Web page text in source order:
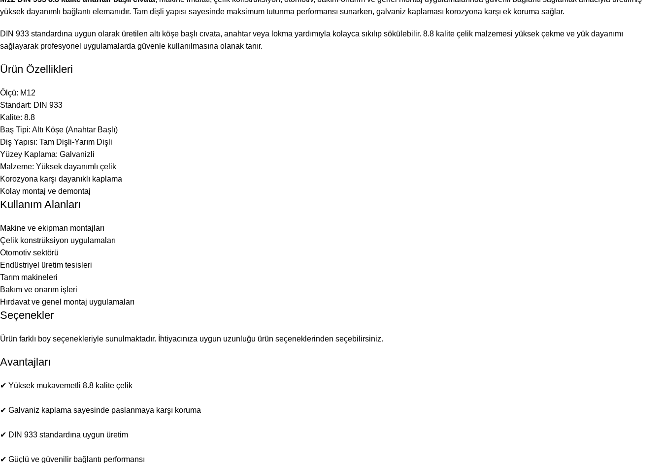
yüksek dayanımlı bağlantı elemanıdır. Tam dişli yapısı sayesinde maksimum tutunma performansı sunarken, galvaniz kaplaması korozyona karşı ek koruma sağlar.
DIN 933 standardına uygun olarak üretilen altı köşe başlı cıvata, anahtar veya lokma yardımıyla kolayca sıkılıp sökülebilir. 8.8 kalite çelik malzemesi yüksek çekme ve yük dayanımı
sağlayarak profesyonel uygulamalarda güvenle kullanılmasına olanak tanır.
Ürün Özellikleri
Ölçü: M12
Standart: DIN 933
Kalite: 8.8
Baş Tipi: Altı Köşe (Anahtar Başlı)
Diş Yapısı: Tam Dişli-Yarım Dişli
Yüzey Kaplama: Galvanizli
Malzeme: Yüksek dayanımlı çelik
Korozyona karşı dayanıklı kaplama
Kolay montaj ve demontaj
Kullanım Alanları
Makine ve ekipman montajları
Çelik konstrüksiyon uygulamaları
Otomotiv sektörü
Endüstriyel üretim tesisleri
Tarım makineleri
Bakım ve onarım işleri
Hırdavat ve genel montaj uygulamaları
Seçenekler
Ürün farklı boy seçenekleriyle sunulmaktadır. İhtiyacınıza uygun uzunluğu ürün seçeneklerinden seçebilirsiniz.
Avantajları
✔ Yüksek mukavemetli 8.8 kalite çelik
✔ Galvaniz kaplama sayesinde paslanmaya karşı koruma
✔ DIN 933 standardına uygun üretim
✔ Güçlü ve güvenilir bağlantı performansı